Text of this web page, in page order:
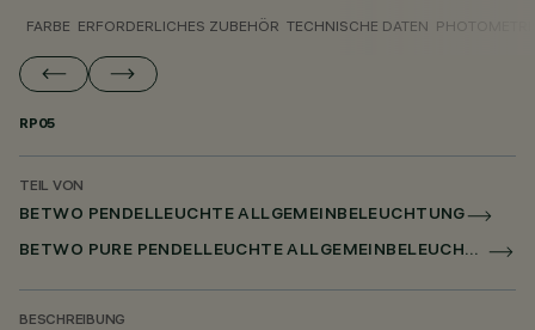
FARBE ERFORDERLICHES ZUBEHÖR TECHNISCHE DATEN
RP05
TEIL VON
BETWO PENDELLEUCHTE ALLGEMEINBELEUCHTUNG
BETWO PURE PENDELLEUCHTE ALLGEMEINBELEUCHTUNG
BESCHREIBUNG